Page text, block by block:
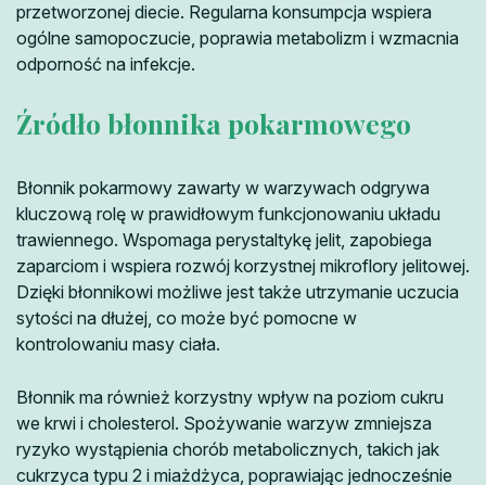
przetworzonej diecie. Regularna konsumpcja wspiera
ogólne samopoczucie, poprawia metabolizm i wzmacnia
odporność na infekcje.
Źródło błonnika pokarmowego
Błonnik pokarmowy zawarty w warzywach odgrywa
kluczową rolę w prawidłowym funkcjonowaniu układu
trawiennego. Wspomaga perystaltykę jelit, zapobiega
zaparciom i wspiera rozwój korzystnej mikroflory jelitowej.
Dzięki błonnikowi możliwe jest także utrzymanie uczucia
sytości na dłużej, co może być pomocne w
kontrolowaniu masy ciała.
Błonnik ma również korzystny wpływ na poziom cukru
we krwi i cholesterol. Spożywanie warzyw zmniejsza
ryzyko wystąpienia chorób metabolicznych, takich jak
cukrzyca typu 2 i miażdżyca, poprawiając jednocześnie